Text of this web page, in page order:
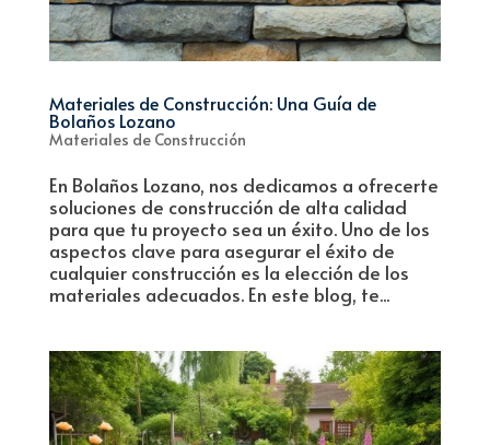
Materiales de Construcción: Una Guía de
Bolaños Lozano
Materiales de Construcción
En Bolaños Lozano, nos dedicamos a ofrecerte
soluciones de construcción de alta calidad
para que tu proyecto sea un éxito. Uno de los
aspectos clave para asegurar el éxito de
cualquier construcción es la elección de los
materiales adecuados. En este blog, te...